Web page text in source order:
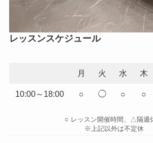
レッスンスケジュール
月 火 水 木
10:00～18:00 ○ ◯ ○ ○
○ レッスン開催時間、△隔週
※上記以外は不定休